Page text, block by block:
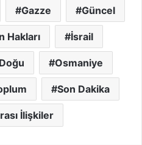
Gazze Güncel
Hakları İsrail
Osmaniye
Son Dakika
İlişkiler